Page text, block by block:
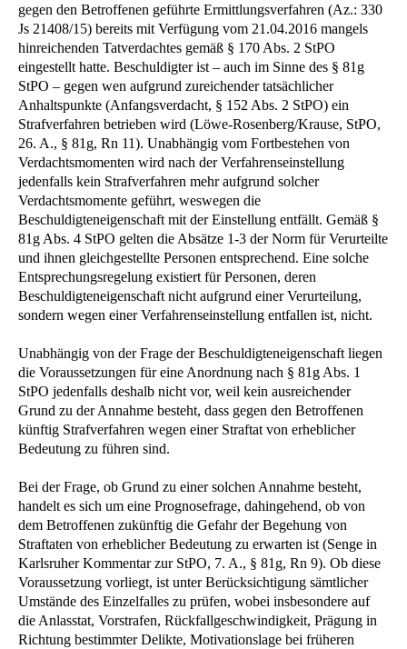
gegen den Betroffenen geführte Ermittlungsverfahren (Az.: 330
Js 21408/15) bereits mit Verfügung vom 21.04.2016 mangels
hinreichenden Tatverdachtes gemäß § 170 Abs. 2 StPO
eingestellt hatte. Beschuldigter ist – auch im Sinne des § 81g
StPO – gegen wen aufgrund zureichender tatsächlicher
Anhaltspunkte (Anfangsverdacht, § 152 Abs. 2 StPO) ein
Strafverfahren betrieben wird (Löwe-Rosenberg/Krause, StPO,
26. A., § 81g, Rn 11). Unabhängig vom Fortbestehen von
Verdachtsmomenten wird nach der Verfahrenseinstellung
jedenfalls kein Strafverfahren mehr aufgrund solcher
Verdachtsmomente geführt, weswegen die
Beschuldigteneigenschaft mit der Einstellung entfällt. Gemäß §
81g Abs. 4 StPO gelten die Absätze 1-3 der Norm für Verurteilte
und ihnen gleichgestellte Personen entsprechend. Eine solche
Entsprechungsregelung existiert für Personen, deren
Beschuldigteneigenschaft nicht aufgrund einer Verurteilung,
sondern wegen einer Verfahrenseinstellung entfallen ist, nicht.
Unabhängig von der Frage der Beschuldigteneigenschaft liegen
die Voraussetzungen für eine Anordnung nach § 81g Abs. 1
StPO jedenfalls deshalb nicht vor, weil kein ausreichender
Grund zu der Annahme besteht, dass gegen den Betroffenen
künftig Strafverfahren wegen einer Straftat von erheblicher
Bedeutung zu führen sind.
Bei der Frage, ob Grund zu einer solchen Annahme besteht,
handelt es sich um eine Prognosefrage, dahingehend, ob von
dem Betroffenen zukünftig die Gefahr der Begehung von
Straftaten von erheblicher Bedeutung zu erwarten ist (Senge in
Karlsruher Kommentar zur StPO, 7. A., § 81g, Rn 9). Ob diese
Voraussetzung vorliegt, ist unter Berücksichtigung sämtlicher
Umstände des Einzelfalles zu prüfen, wobei insbesondere auf
die Anlasstat, Vorstrafen, Rückfallgeschwindigkeit, Prägung in
Richtung bestimmter Delikte, Motivationslage bei früheren